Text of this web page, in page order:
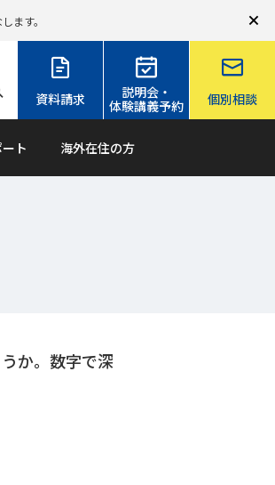
ます。
資料請求
説明会・
体験講義予約
個別相談
ト 海外在住の方
か。数字で深